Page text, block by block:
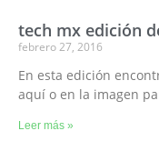
tech mx edición
febrero 27, 2016
En esta edición
aquí o en la imagen
Leer más »